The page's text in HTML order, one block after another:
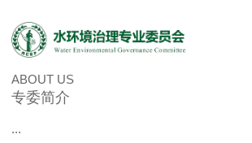
ABOUT US
专委简介
...